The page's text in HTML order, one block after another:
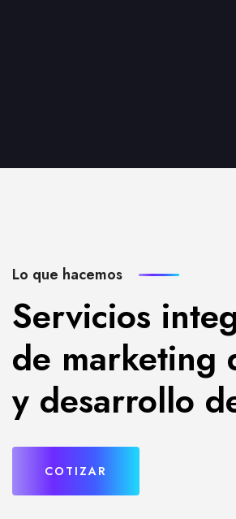
Lo que hacemos
Servicios
de marketing
y desarrollo
COTIZAR